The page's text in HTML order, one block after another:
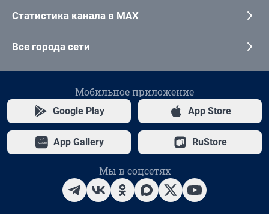
Статистика канала в MAX
Все города сети
Мобильное приложение
Google Play App Store
App Gallery RuStore
Мы в соцсетях